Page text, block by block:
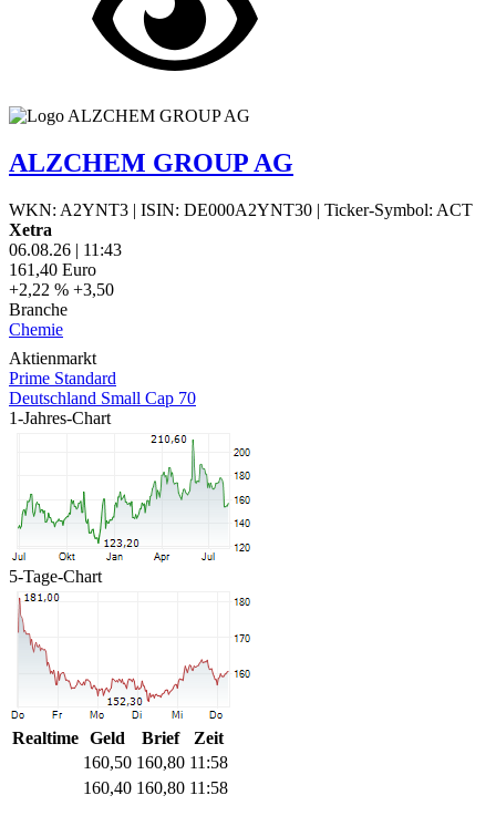
ALZCHEM GROUP AG
WKN: A2YNT3 | ISIN: DE000A2YNT30 | Ticker-Symbol: ACT
Xetra
06.08.26 | 11:43
161,40 Euro
+2,22 % +3,50
Branche
Chemie
Aktienmarkt
Prime Standard
Deutschland Small Cap 70
1-Jahres-Chart
5-Tage-Chart
Realtime Geld Brief
Zeit
160,50 160,80 11:58
160,40 160,80 11:58